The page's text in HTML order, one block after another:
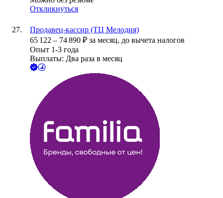
Откликнуться
Продавец-кассир (ТЦ Мелодия)
65 122 – 74 890 ₽ за месяц, до вычета налогов
Опыт 1-3 года
Выплаты: Два раза в месяц